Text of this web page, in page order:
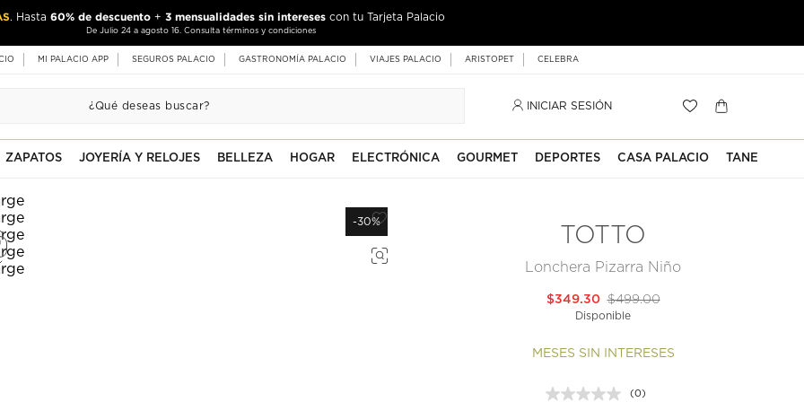
. Hasta 60% de descuento + 3 mensualidades sin intereses con tu Tarjeta Palacio
De Julio 24 a agosto 16. Consulta términos y condiciones
MI PALACIO APP SEGUROS PALACIO GASTRONOMÍA PALACIO VIAJES PALACIO ARISTOPET CELEBRA
INICIAR SESIÓN
ZAPATOS JOYERÍA Y RELOJES BELLEZA HOGAR ELECTRÓNICA GOURMET DEPORTES CASA PALACIO TANE
-30%
TOTTO
Lonchera Pizarra Niño
$499.00
$349.30
Disponible
MESES SIN INTERESES
(0)